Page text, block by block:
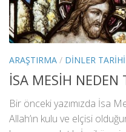
ARAŞTIRMA / DINLER TARIHI
İSA MESİH
Bir önceki yazımızda İsa
Allah’ın kulu ve elçisi